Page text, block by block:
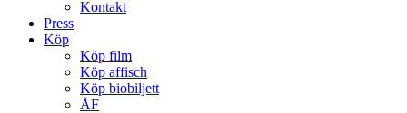
Kontakt
Press
Köp
Köp film
Köp affisch
Köp biobiljett
ÅF